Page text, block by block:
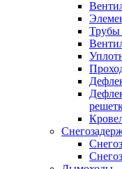
Трубы